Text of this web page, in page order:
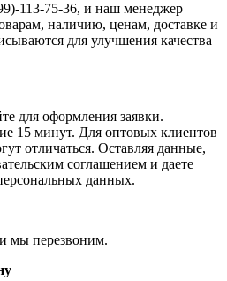
113-75-36, и наш менеджер
наличию, ценам, доставке и
для улучшения качества
для оформления заявки.
15 минут. Для оптовых клиентов
отличаться. Оставляя данные,
соглашением и даете
данных.
мы перезвоним.